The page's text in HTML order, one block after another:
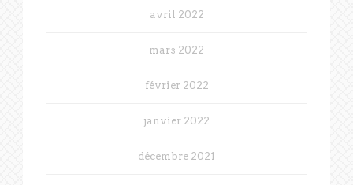
avril 2022
mars 2022
février 2022
janvier 2022
décembre 2021